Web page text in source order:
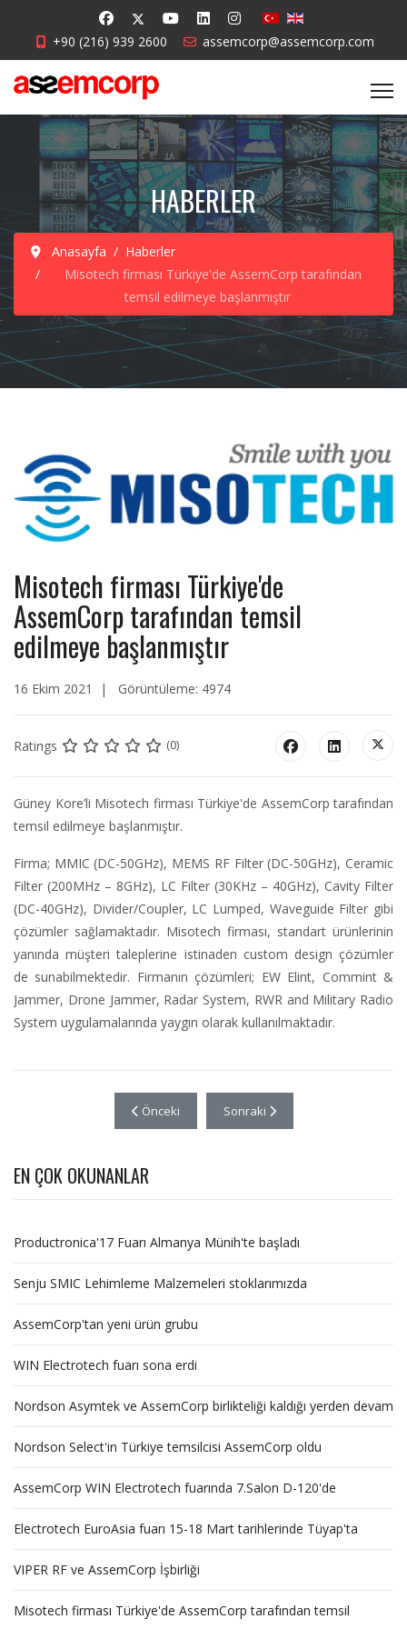
+90 (216) 939 2600 assemcorp@assemcorp.com
HABERLER
Anasayfa
Haberler
Misotech firması Türkiye'de AssemCorp tarafından
temsil edilmeye başlanmıştır
EN ÇOK OKUNANLAR
Productronica'17 Fuarı Almanya Münih'te başladı
Senju SMIC Lehimleme Malzemeleri stoklarımızda
AssemCorp'tan yeni ürün grubu
WIN Electrotech fuarı sona erdi
Nordson Asymtek ve AssemCorp birlikteliği kaldığı yerden devam
Nordson Select'in Türkiye temsilcisi AssemCorp oldu
AssemCorp WIN Electrotech fuarında 7.Salon D-120'de
Electrotech EuroAsia fuarı 15-18 Mart tarihlerinde Tüyap'ta
VIPER RF ve AssemCorp İşbirliği
Misotech firması Türkiye'de AssemCorp tarafından temsil
Misotech firması Türkiye'de
AssemCorp tarafından temsil
edilmeye başlanmıştır
16 Ekim 2021 Görüntüleme: 4974
Ratings (0)
Güney Kore’li Misotech firması Türkiye'de AssemCorp tarafından
temsil edilmeye başlanmıştır.
Firma; MMIC (DC-50GHz), MEMS RF Filter (DC-50GHz), Ceramic
Filter (200MHz – 8GHz), LC Filter (30KHz – 40GHz), Cavity Filter
(DC-40GHz), Divider/Coupler, LC Lumped, Waveguide Filter gibi
çözümler sağlamaktadır. Misotech firması, standart ürünlerinin
yanında müşteri taleplerine istinaden custom design çözümler
de sunabilmektedir. Firmanın çözümleri; EW Elint, Commint &
Jammer, Drone Jammer, Radar System, RWR and Military Radio
System uygulamalarında yaygın olarak kullanılmaktadır.
Önceki makale: VIPER RF ve AssemCorp İşbirliği
Önceki Sonraki makale: AssemCorp ve
Sonraki